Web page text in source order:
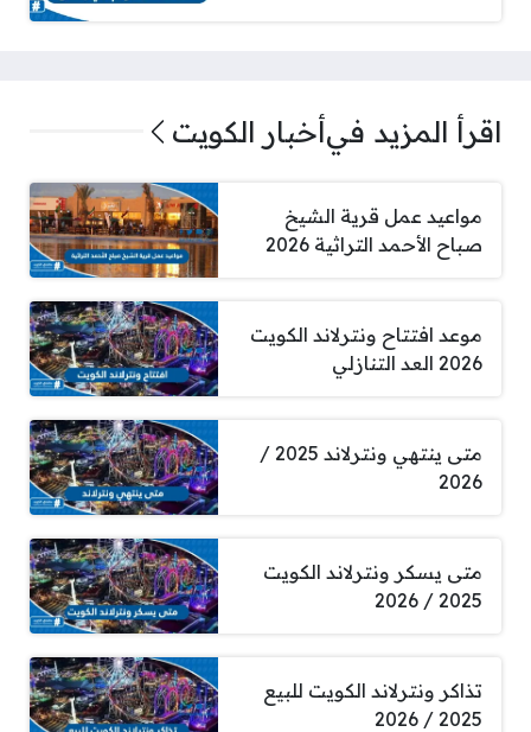
اقرأ المزيد فيأخبار الكويت
مواعيد عمل قرية الشيخ
صباح الأحمد التراثية 2026
موعد افتتاح ونترلاند الكويت
2026 العد التنازلي
متى ينتهي ونترلاند 2025 /
2026
متى يسكر ونترلاند الكويت
2025 / 2026
تذاكر ونترلاند الكويت للبيع
2025 / 2026